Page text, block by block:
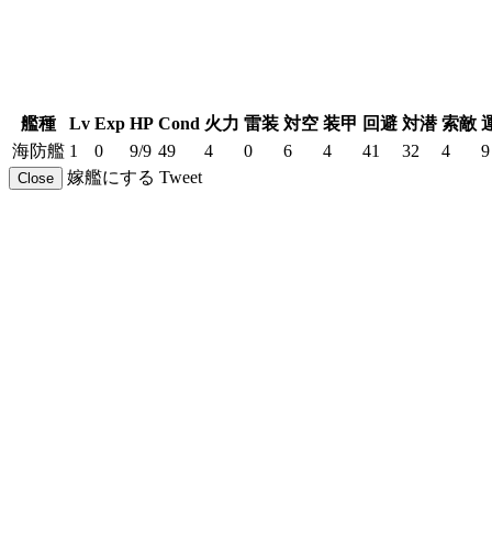
艦種 Lv Exp HP Cond 火力 雷装 対空 装甲 回避 対潜 索敵
海防艦 1 0 9/9 49 4 0 6 4 41 32 4 9
Close 嫁艦にする Tweet